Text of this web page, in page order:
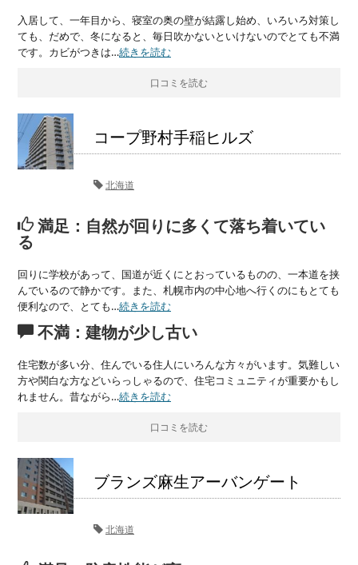
入居して、一年目から、寝室の奥の壁が結露し始め、いろいろ対策し
ても、だめで、冬になると、毎日吹かないといけないのでとても不満
です。カビがつきは…続きを読む
口コミを読む
コープ野村手稲ヒルズ
北海道
満足：自然が回りに多くて落ち着いてい
る
回りに学校があって、国道が近くにとおっているものの、一本道を挟
んでいるので静かです。また、札幌市内の中心地へ行くのにもとても
便利なので、とても…続きを読む
不満：建物が少し古い
住宅数が多い分、住んでいる住人にいろんな方々がいます。気難しい
方や関白な方などいらっしゃるので、住宅コミュニティが重要かもし
れません。昔ながら…続きを読む
口コミを読む
ブランズ麻生アーバンゲート
北海道